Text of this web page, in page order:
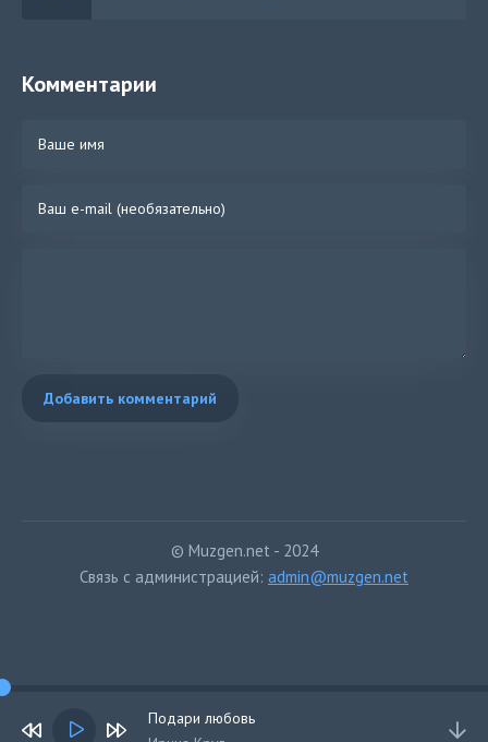
Комментарии
Добавить комментарий
© Muzgen.net - 2024
Связь с администрацией: admin@muzgen.net
Подари любовь